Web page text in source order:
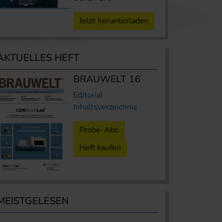
Jetzt herunterladen
HEFT
BRAUWELT 16
Editorial
Inhaltsverzeichnis
Probe-Abo
Heft kaufen